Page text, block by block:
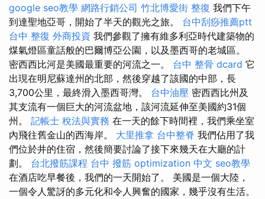
google seo教學 網路行銷公司 竹北博愛街 整復 我們下午
到達聖地亞哥，開始了半天的觀光之旅。 台中刮痧推薦ptt
台中 整復 外商投資 我們參觀了擁有維多利亞時代建築物的
煤氣燈區童話般的巴爾博亞公園，以及墨西哥的老城區。
密西西比河是美國最重要的河流之一。 台中 整骨 dcard 它
出現在明尼蘇達州的北部，然後穿越了該國的中部，長
3,700公里，最終滑入墨西哥灣。 台中油壓 密西西比州及
其支流有一個巨大的河流盆地，該河流延伸至美國約31個
州。 記帳士 稅法與實務 在一天的餘下時間裡，我們乘坐室
內飛往舊金山的西海岸。 大里推拿 台中整脊 我們佔用了我
們位於井的住宿，然後簡要討論了接下來幾天在大廳的計
劃。 台北撥筋課程 台中 撥筋 optimization 中文 seo教學
在酒店吃早餐後，我們的一天開始了。 美國是一個大陸，
一個令人驚訝的多元化和令人興奮的國家，幾乎沒有生活。